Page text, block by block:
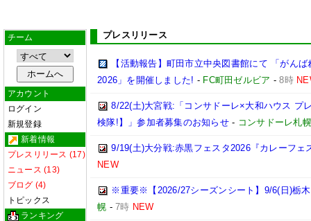
チーム
アカウント
ログイン
新規登録
新着情報
プレスリリース (17)
ニュース (13)
ブログ (4)
トピックス
ランキング
プレスリリース
【活動報告】町田市立中央図書館にて 「がん
2026」を開催しました! - FC町田ゼルビア -8時
8/22(土)大宮戦:「コンサドーレ×大和ハウス プ
検隊!】」参加者募集のお知らせ - コンサドーレ札幌
9/19(土)大分戦:赤黒フェスタ2026『カレーフェ
NEW
※重要※【2026/27シーズンシート】9/6(日)栃
幌 -7時 NEW